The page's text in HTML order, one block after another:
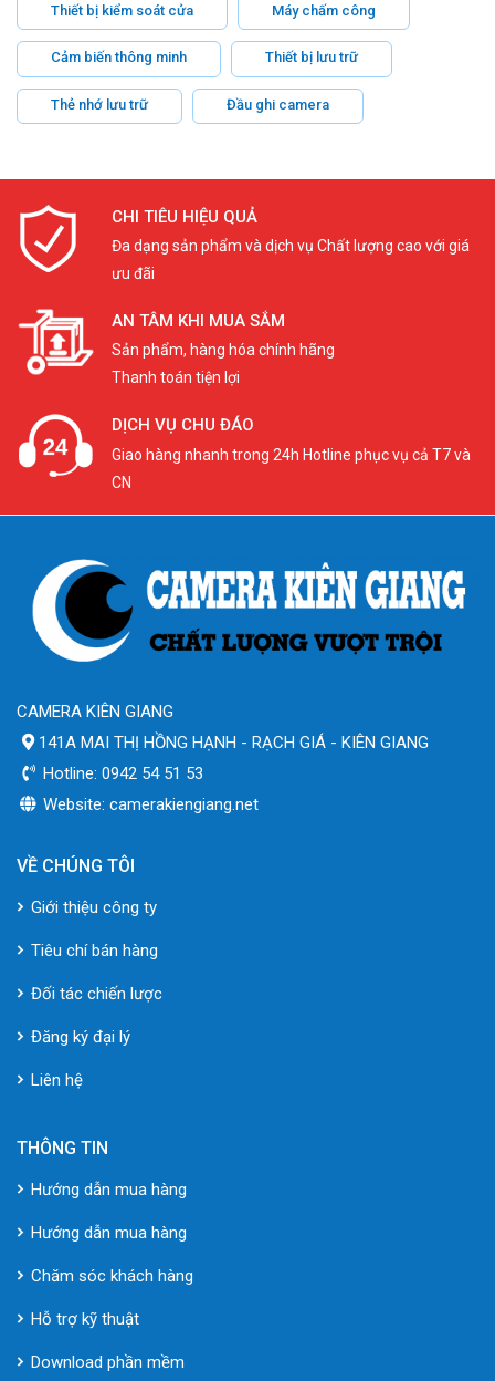
Thiết bị kiểm soát cửa Máy chấm công
Cảm biến thông minh Thiết bị lưu trữ
Thẻ nhớ lưu trữ Đầu ghi camera
CHI TIÊU HIỆU QUẢ
Đa dạng sản phẩm và dịch vụ Chất lượng cao với giá
ưu đãi
AN TÂM KHI MUA SẮM
Sản phẩm, hàng hóa chính hãng
Thanh toán tiện lợi
DỊCH VỤ CHU ĐÁO
Giao hàng nhanh trong 24h Hotline phục vụ cả T7 và
CN
CAMERA KIÊN GIANG
141A MAI THỊ HỒNG HẠNH - RẠCH GIÁ - KIÊN GIANG
Hotline: 0942 54 51 53
Website: camerakiengiang.net
VỀ CHÚNG TÔI
Giới thiệu công ty
Tiêu chí bán hàng
Đối tác chiến lược
Đăng ký đại lý
Liên hệ
THÔNG TIN
Hướng dẫn mua hàng
Hướng dẫn mua hàng
Chăm sóc khách hàng
Hỗ trợ kỹ thuật
Download phần mềm